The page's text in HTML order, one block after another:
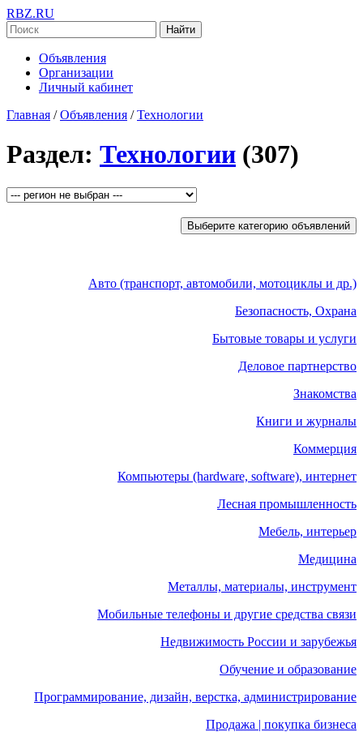
RBZ.RU
Найти
Объявления
Организации
Личный кабинет
Главная / Объявления / Технологии
Раздел: Технологии (307)
Выберите категорию объявлений
Авто (транспорт, автомобили, мотоциклы и др.)
Безопасность, Охрана
Бытовые товары и услуги
Деловое партнерство
Знакомства
Книги и журналы
Коммерция
Компьютеры (hardware, software), интернет
Лесная промышленность
Мебель, интерьер
Медицина
Металлы, материалы, инструмент
Мобильные телефоны и другие средства связи
Недвижимость России и зарубежья
Обучение и образование
Программирование, дизайн, верстка, администрирование
Продажа | покупка бизнеса